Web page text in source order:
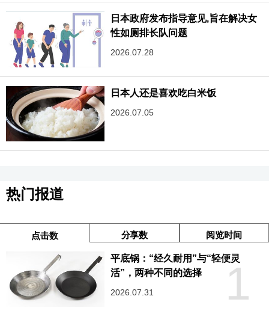
日本政府发布指导意见,旨在解决女
性如厕排长队问题
2026.07.28
日本人还是喜欢吃白米饭
2026.07.05
热门报道
点击数 分享数 阅览时间
1
平底锅：“经久耐用”与“轻便灵
活”，两种不同的选择
2026.07.31